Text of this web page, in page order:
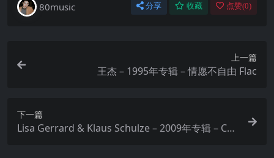
80music 分享 收藏 点赞(0)
上一篇
王杰 – 1995年专辑 – 情愿不自由 Flac
下一篇
Lisa Gerrard & Klaus Schulze – 2009年专辑 – Co